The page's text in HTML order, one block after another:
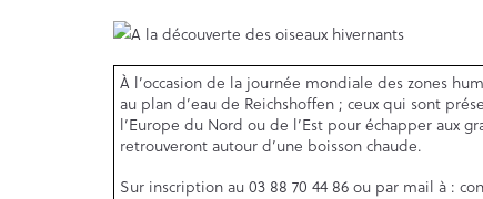
À l’occasion de la journée mondiale des zones
au plan d’eau de Reichshoffen ; ceux qui sont
l’Europe du Nord ou de l’Est pour échapper aux
retrouveront autour d’une boisson chaude.
Sur inscription au 03 88 70 44 86 ou par mail à :